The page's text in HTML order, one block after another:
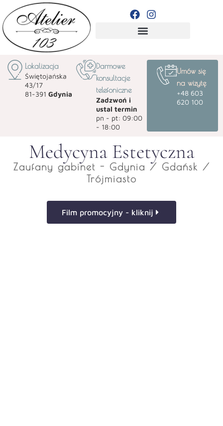
Lokalizacja
Świętojańska
43/17
81-391 Gdynia
Darmowe
konsultacje
telefoniczne
Zadzwoń i
ustal termin
pn - pt: 09:00
- 18:00
Umów się
na wizytę
+48 603
620 100
Medycyna Estetyczna
Zaufany gabinet - Gdynia / Gdańsk /
Trójmiasto
Film promocyjny - kliknij